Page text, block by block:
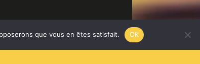
que vous en êtes satisfait. OK